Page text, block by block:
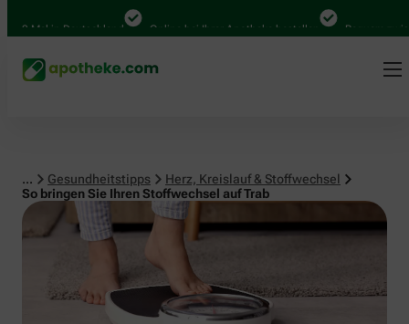
Mal in Deutschland Online bei Ihrer Apotheke bestellen Bequem
... Gesundheitstipps
Herz, Kreislauf & Stoffwechsel
So bringen Sie Ihren Stoffwechsel auf Trab
Herz, Kreislauf & Stoffwechsel